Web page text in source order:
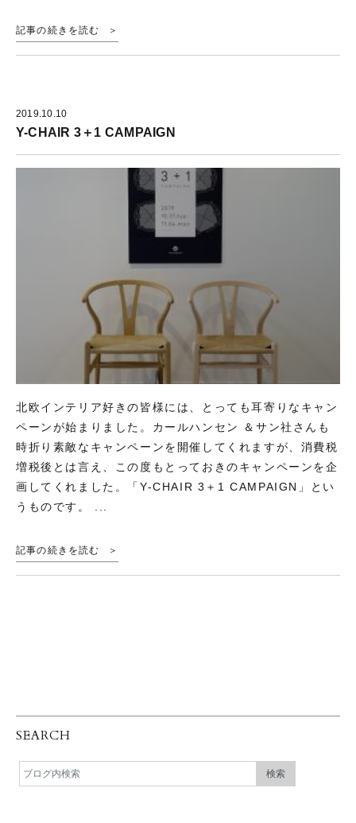
記事の続きを読む
2019.10.10
Y-CHAIR 3＋1 CAMPAIGN
北欧インテリア好きの皆様には、とっても耳寄りなキャン
ペーンが始まりました。カールハンセン ＆サン社さんも
時折り素敵なキャンペーンを開催してくれますが、消費税
増税後とは言え、この度もとっておきのキャンペーンを企
画してくれました。「Y-CHAIR 3＋1 CAMPAIGN」とい
うものです。 ...
記事の続きを読む
SEARCH